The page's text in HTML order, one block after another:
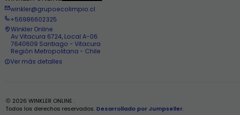
winkler@grupoecolimpio.cl
+56986602325
Winkler Online
Av Vitacura 6724, Local A-06
7640609 Santiago - Vitacura
Región Metropolitana - Chile
Ver más detalles
2026 WINKLER ONLINE .
Todos los derechos reservados. Desarrollado por Jumpseller.